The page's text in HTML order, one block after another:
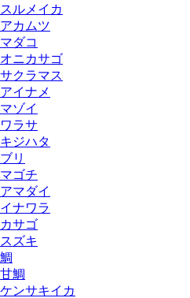
スルメイカ
アカムツ
マダコ
オニカサゴ
サクラマス
アイナメ
マゾイ
ワラサ
キジハタ
ブリ
マゴチ
アマダイ
イナワラ
カサゴ
スズキ
鯛
甘鯛
ケンサキイカ